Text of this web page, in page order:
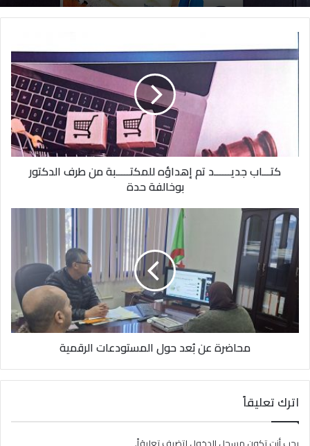
كتـــاب جديــــــد تم إهداؤه للمكتـــــبة من طرف الدكتور
بوخالفة حدة
محاضرة عن بُعد حول المستودعات الرقمية
اترك تعليقاً